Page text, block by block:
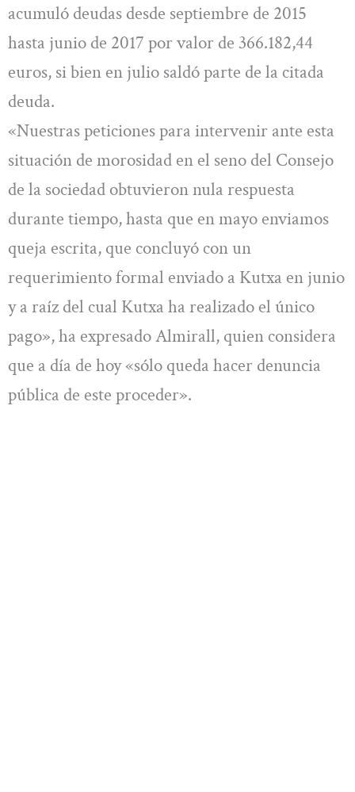
acumuló deudas desde septiembre de 2015
hasta junio de 2017 por valor de 366.182,44
euros, si bien en julio saldó parte de la citada
deuda.
«Nuestras peticiones para intervenir ante esta
situación de morosidad en el seno del Consejo
de la sociedad obtuvieron nula respuesta
durante tiempo, hasta que en mayo enviamos
queja escrita, que concluyó con un
requerimiento formal enviado a Kutxa en junio
y a raíz del cual Kutxa ha realizado el único
pago», ha expresado Almirall, quien considera
que a día de hoy «sólo queda hacer denuncia
pública de este proceder».